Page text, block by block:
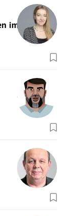
im